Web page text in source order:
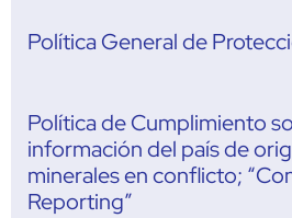
Política General de
Política de Cumplimiento
información del país de
minerales en conflicto;
Reporting”